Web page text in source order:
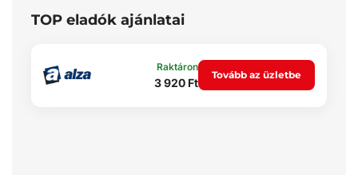
TOP eladók ajánlatai
Raktáron
3 920 Ft
Tovább az üzletbe